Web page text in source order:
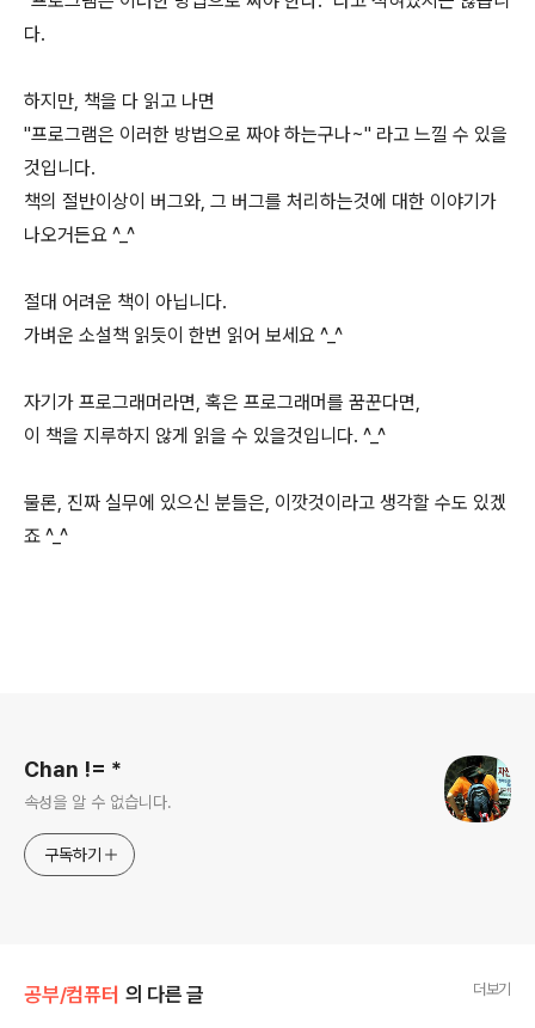
다.
하지만, 책을 다 읽고 나면
"프로그램은 이러한 방법으로 짜야 하는구나~" 라고 느낄 수 있을
것입니다.
책의 절반이상이 버그와, 그 버그를 처리하는것에 대한 이야기가
나오거든요 ^_^
절대 어려운 책이 아닙니다.
가벼운 소설책 읽듯이 한번 읽어 보세요 ^_^
자기가 프로그래머라면, 혹은 프로그래머를 꿈꾼다면,
이 책을 지루하지 않게 읽을 수 있을것입니다. ^_^
물론, 진짜 실무에 있으신 분들은, 이깟것이라고 생각할 수도 있겠
죠 ^_^
Chan != *
속성을 알 수 없습니다.
구독하기
공부/컴퓨터 의 다른 글 더보기